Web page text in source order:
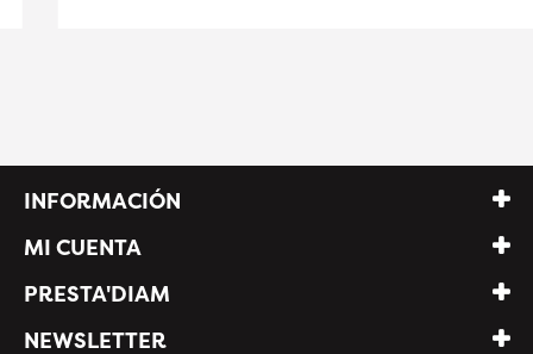
INFORMACIÓN
MI CUENTA
PRESTA'DIAM
NEWSLETTER